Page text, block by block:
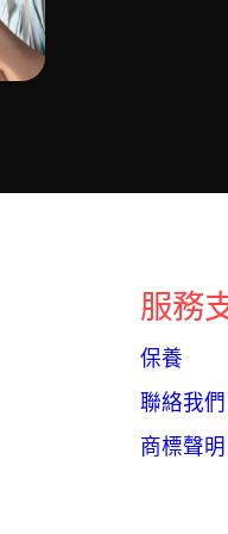
服務
保養
聯絡我們
商標聲明